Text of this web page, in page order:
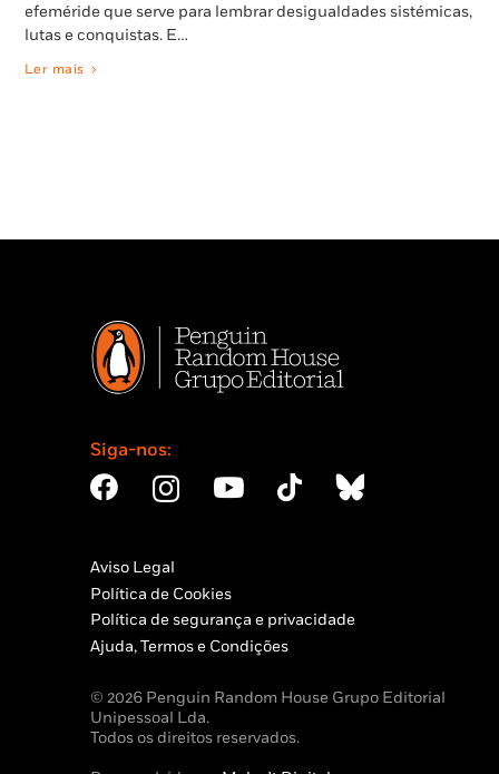
efeméride que serve para lembrar desigualdades sistémicas,
lutas e conquistas. E…
Ler mais
Siga-nos:
Aviso Legal
Política de Cookies
Política de segurança e privacidade
Ajuda, Termos e Condições
© 2026 Penguin Random House Grupo Editorial
Unipessoal Lda.
Todos os direitos reservados.